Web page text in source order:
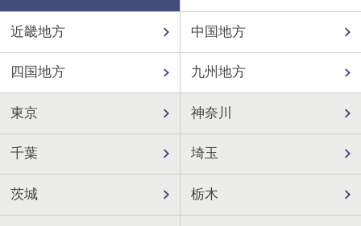
近畿地方 中国地方
四国地方 九州地方
東京 神奈川
千葉 埼玉
茨城 栃木